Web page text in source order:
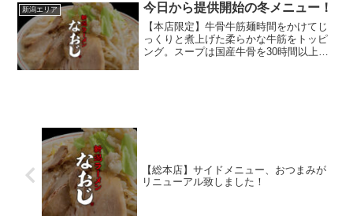
新潟エリア 今日から提供開始の冬メニュー！
【本店限定】牛骨牛筋麺時間をかけてじ
っくりと煮上げた柔らかな牛筋をトッピ
ング。スープは国産牛骨を30時間以上か
【総本店】サイドメニュー、おつまみが
リニューアル致しました！